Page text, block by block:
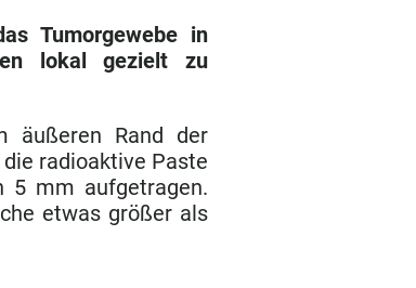
Tumorgewebe in
lokal gezielt zu
äußeren Rand der
radioaktive Paste
5 mm aufgetragen.
etwas größer als